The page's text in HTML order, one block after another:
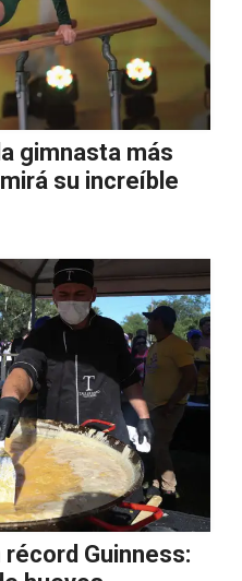
gimnasta más
su increíble
Guinness: